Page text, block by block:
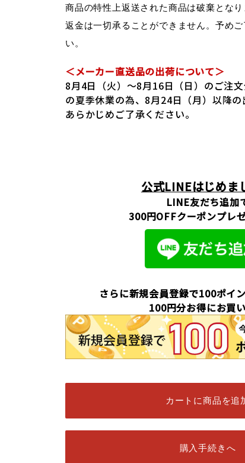
商品の特性上返送された商品は破棄とな
返金は一切承ることができません。予め
い。
＜メーカー直送品の出荷について＞
8月4日（火）～8月16日（日）のご注
の夏季休業の為、8月24日（月）以降の
あらかじめご了承ください。
公式LINEはじめま
LINE友だち追加
300円OFFクーポンプレ
さらに新規会員登録で100ポイ
100円分お得にお買
カートに商品を追
購入手続きへ